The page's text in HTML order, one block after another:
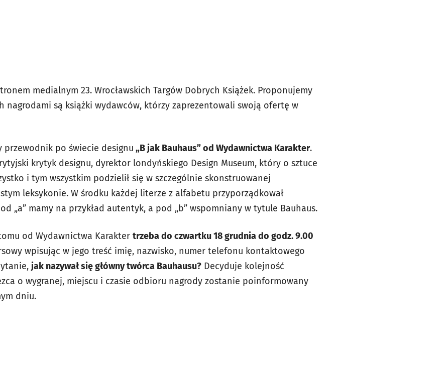
medialnym 23. Wrocławskich Targów Dobrych Książek. Proponujemy
nagrodami są książki wydawców, którzy zaprezentowali swoją ofertę w
przewodnik po świecie designu „B jak Bauhaus” od Wydawnictwa Karakter.
krytyk designu, dyrektor londyńskiego Design Museum, który o sztuce
i tym wszystkim podzielił się w szczególnie skonstruowanej
leksykonie. W środku każdej literze z alfabetu przyporządkował
„a” mamy na przykład autentyk, a pod „b” wspomniany w tytule Bauhaus.
od Wydawnictwa Karakter trzeba do czwartku 18 grudnia do godz. 9.00
wpisując w jego treść imię, nazwisko, numer telefonu kontaktowego
jak nazywał się główny twórca Bauhausu? Decyduje kolejność
o wygranej, miejscu i czasie odbioru nagrody zostanie poinformowany
dniu.